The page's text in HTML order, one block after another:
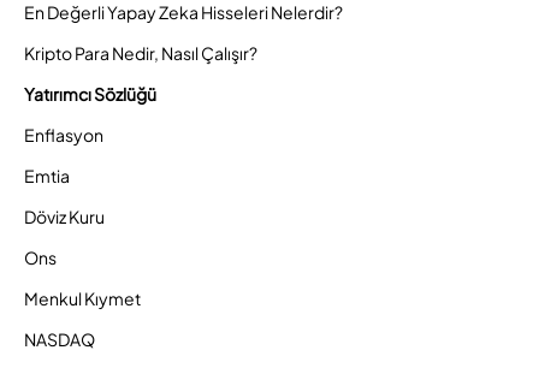
En Değerli Yapay Zeka Hisseleri Nelerdir?
Kripto Para Nedir, Nasıl Çalışır?
Yatırımcı Sözlüğü
Enflasyon
Emtia
Döviz Kuru
Ons
Menkul Kıymet
NASDAQ